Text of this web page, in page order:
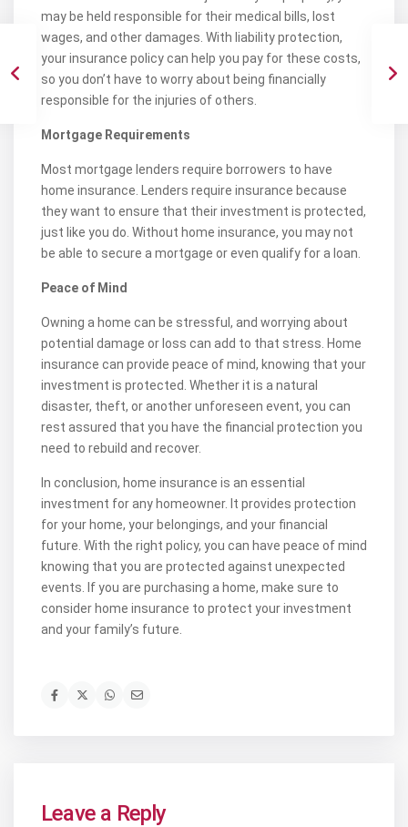
may be held responsible for their medical bills, lost
wages, and other damages. With liability protection,
your insurance policy can help you pay for these costs,
so you don’t have to worry about being financially
responsible for the injuries of others.
Mortgage Requirements
Most mortgage lenders require borrowers to have
home insurance. Lenders require insurance because
they want to ensure that their investment is protected,
just like you do. Without home insurance, you may not
be able to secure a mortgage or even qualify for a loan.
Peace of Mind
Owning a home can be stressful, and worrying about
potential damage or loss can add to that stress. Home
insurance can provide peace of mind, knowing that your
investment is protected. Whether it is a natural
disaster, theft, or another unforeseen event, you can
rest assured that you have the financial protection you
need to rebuild and recover.
In conclusion, home insurance is an essential
investment for any homeowner. It provides protection
for your home, your belongings, and your financial
future. With the right policy, you can have peace of mind
knowing that you are protected against unexpected
events. If you are purchasing a home, make sure to
consider home insurance to protect your investment
and your family’s future.
Leave a Reply